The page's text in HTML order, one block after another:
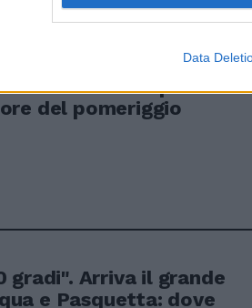
Data
dal maltempo?
del pomeriggio
gradi". Arriva il grande
e Pasquetta: dove